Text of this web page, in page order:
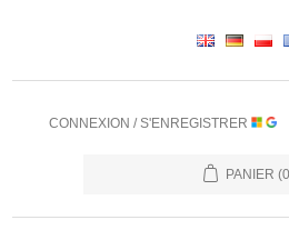
CONNEXION / S'ENREGISTRER
PANIER